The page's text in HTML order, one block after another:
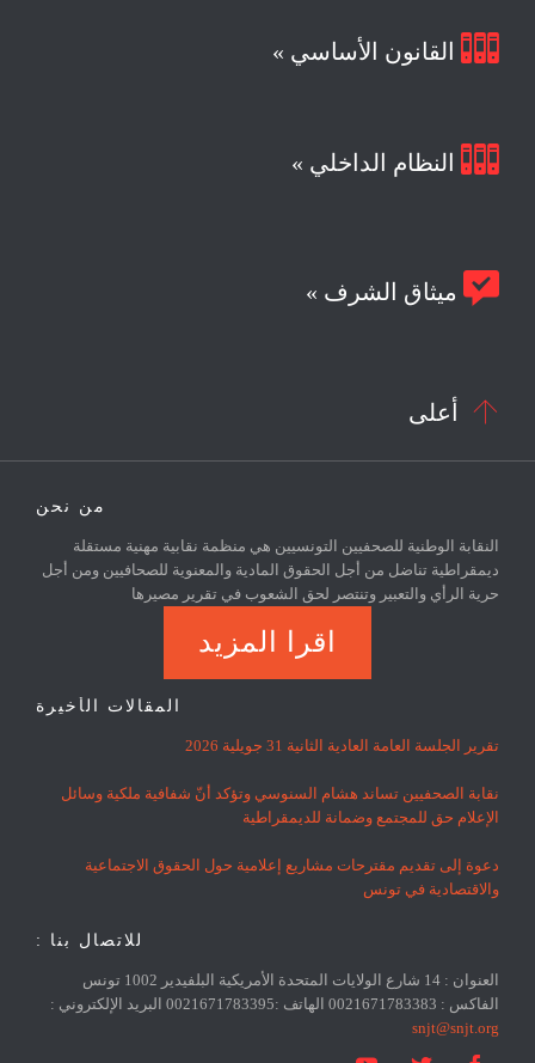
 القانون الأساسي »
 النظام الداخلي »
 ميثاق الشرف »
 أعلى
من نحن
النقابة الوطنية للصحفيين التونسيين هي منظمة نقابية مهنية مستقلة
ديمقراطية تناضل من أجل الحقوق المادية والمعنوية للصحافيين ومن أجل
حرية الرأي والتعبير وتنتصر لحق الشعوب في تقرير مصيرها
اقرا المزيد
المقالات الأخيرة
تقرير الجلسة العامة العادية الثانية 31 جويلية 2026
نقابة الصحفيين تساند هشام السنوسي وتؤكد أنّ شفافية ملكية وسائل
الإعلام حق للمجتمع وضمانة للديمقراطية
دعوة إلى تقديم مقترحات مشاريع إعلامية حول الحقوق الاجتماعية
والاقتصادية في تونس
للاتصال بنا :
العنوان : 14 شارع الولايات المتحدة الأمريكية البلفيدير 1002 تونس
الفاكس : 0021671783383 الهاتف :0021671783395 البريد الإلكتروني :
snjt@snjt.org